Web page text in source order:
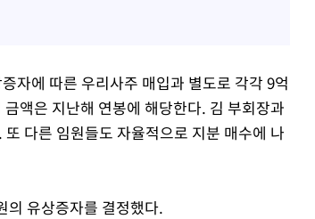
자에 따른 우리사주 매입과 별도로 각각 9억
액은 지난해 연봉에 해당한다. 김 부회장과
다른 임원들도 자율적으로 지분 매수에 나
의 유상증자를 결정했다.